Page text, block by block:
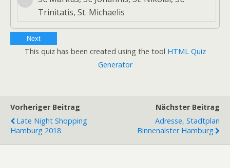
Trinitatis, St. Michaelis
Next
This quiz has been created using the tool HTML Quiz
Generator
Vorheriger Beitrag
Late Night Shopping
Hamburg 2018
Nächster Beitrag
Adresse, Stadtplan
Binnenalster Hamburg